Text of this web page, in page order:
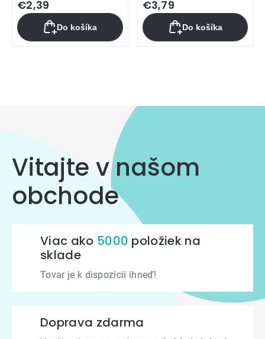
€2,39
Do košíka
€3,79
Do košíka
prvky
výpisu
Vitajte v našom
obchode
Viac ako 5000 položiek na
sklade
Tovar je k dispozícii ihneď!
Doprava zdarma